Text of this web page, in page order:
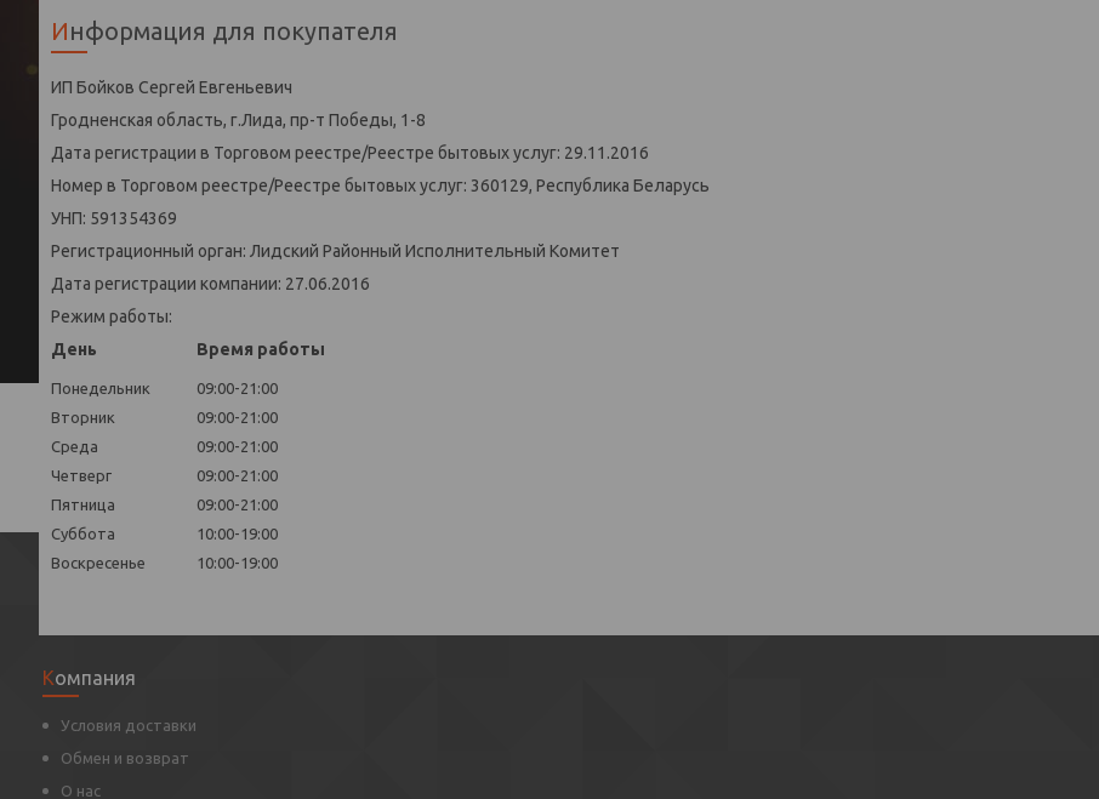
Информация для покупателя
ИП Бойков Сергей Евгеньевич
Гродненская область, г.Лида, пр-т Победы, 1-8
Дата регистрации в Торговом реестре/Реестре бытовых услуг: 29.11.2016
Номер в Торговом реестре/Реестре бытовых услуг: 360129, Республика Беларусь
УНП: 591354369
Регистрационный орган: Лидский Районный Исполнительный Комитет
Дата регистрации компании: 27.06.2016
Режим работы:
День
Время работы
Понедельник
09:00-21:00
Вторник
09:00-21:00
Среда
09:00-21:00
Четверг
09:00-21:00
Пятница
09:00-21:00
Суббота
10:00-19:00
Воскресенье
10:00-19:00
Компания
Условия доставки
Обмен и возврат
О нас